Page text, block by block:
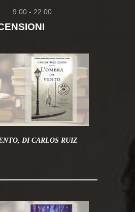
9:00 - 22:00
DI CARLOS RUIZ